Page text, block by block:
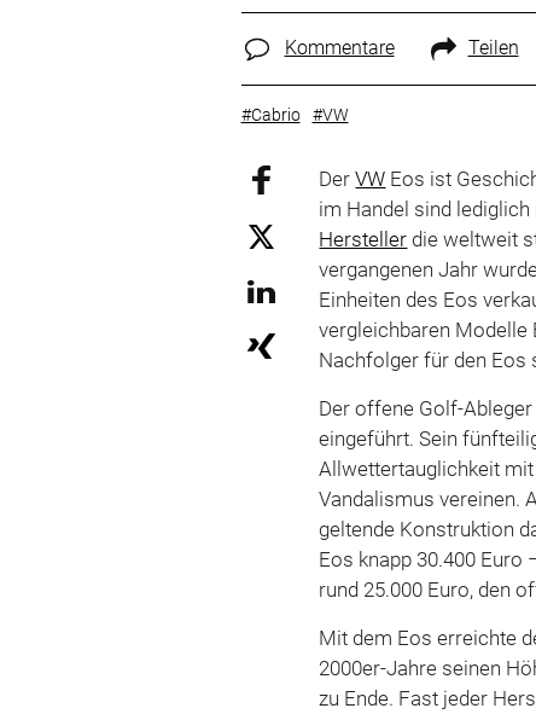
Kommentare Teilen
#Cabrio #VW
DerVW Eos ist
im Handel sind
Hersteller die weltweit
vergangenen Jahr
Einheiten des Eos
vergleichbaren Modelle
Nachfolger für den Eos
Der offene Golf-
eingeführt. Sein
Allwettertauglichkeit
Vandalismus vereinen.
geltende Konstruktion
Eos knapp 30.400
rund 25.000 Euro, den
Mit dem Eos erreichte
2000er-Jahre seinen
zu Ende. Fast jeder